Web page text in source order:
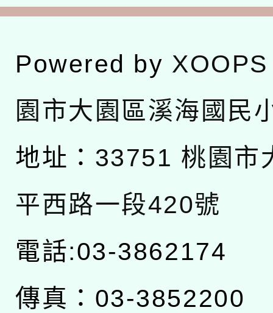
Powered by XOOPS
園市大園區溪海國民
地址： 33751 桃園市
平西路一段420號
電話:03-3862174
傳真：03-3852200